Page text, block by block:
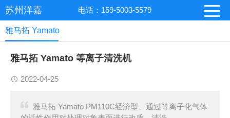
苏州洋嘉 电话：159-5003-5579
雅马拓 Yamato
雅马拓 Yamato 等离子清洗机
2022-04-25
雅马拓 Yamato PM110C经济型、通过等离子化气体